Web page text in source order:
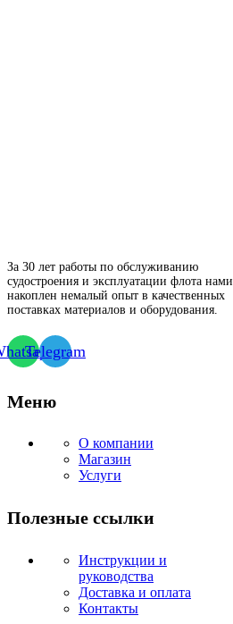
За 30 лет работы по обслуживанию
судостроения и эксплуатации флота нами
накоплен немалый опыт в качественных
поставках материалов и оборудования.
Telegram
Меню
О компании
Магазин
Услуги
Полезные ссылки
Инструкции и
руководства
Доставка и оплата
Контакты